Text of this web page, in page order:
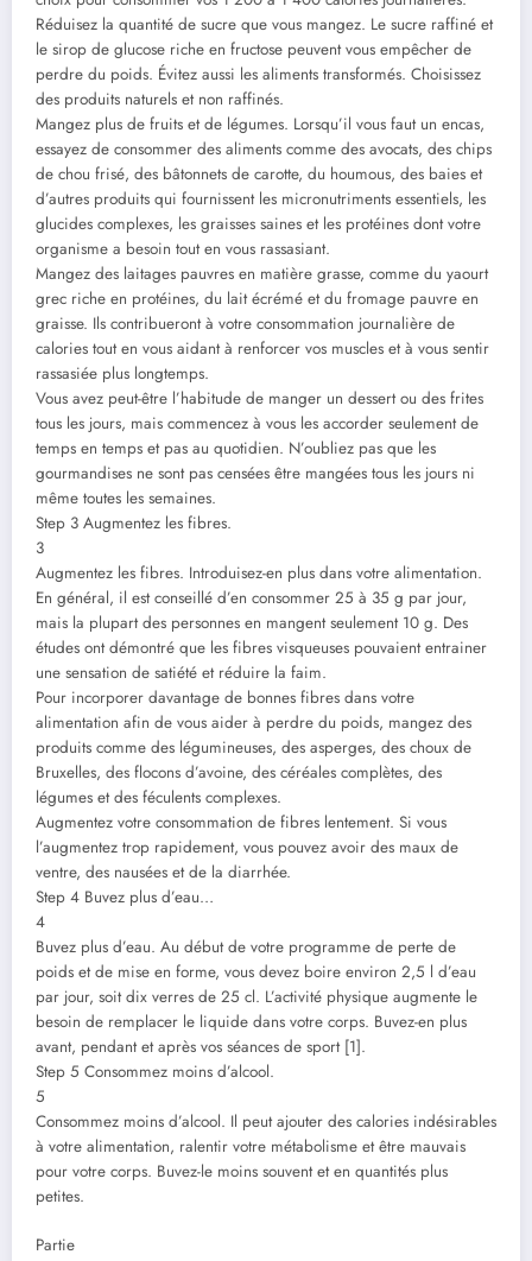
Réduisez la quantité de sucre que vous mangez. Le sucre raffiné et
le sirop de glucose riche en fructose peuvent vous empêcher de
perdre du poids. Évitez aussi les aliments transformés. Choisissez
des produits naturels et non raffinés.
Mangez plus de fruits et de légumes. Lorsqu’il vous faut un encas,
essayez de consommer des aliments comme des avocats, des chips
de chou frisé, des bâtonnets de carotte, du houmous, des baies et
d’autres produits qui fournissent les micronutriments essentiels, les
glucides complexes, les graisses saines et les protéines dont votre
organisme a besoin tout en vous rassasiant.
Mangez des laitages pauvres en matière grasse, comme du yaourt
grec riche en protéines, du lait écrémé et du fromage pauvre en
graisse. Ils contribueront à votre consommation journalière de
calories tout en vous aidant à renforcer vos muscles et à vous sentir
rassasiée plus longtemps.
Vous avez peut-être l’habitude de manger un dessert ou des frites
tous les jours, mais commencez à vous les accorder seulement de
temps en temps et pas au quotidien. N’oubliez pas que les
gourmandises ne sont pas censées être mangées tous les jours ni
même toutes les semaines.
Step 3 Augmentez les fibres.
3
Augmentez les fibres. Introduisez-en plus dans votre alimentation.
En général, il est conseillé d’en consommer 25 à 35 g par jour,
mais la plupart des personnes en mangent seulement 10 g. Des
études ont démontré que les fibres visqueuses pouvaient entrainer
une sensation de satiété et réduire la faim.
Pour incorporer davantage de bonnes fibres dans votre
alimentation afin de vous aider à perdre du poids, mangez des
produits comme des légumineuses, des asperges, des choux de
Bruxelles, des flocons d’avoine, des céréales complètes, des
légumes et des féculents complexes.
Augmentez votre consommation de fibres lentement. Si vous
l’augmentez trop rapidement, vous pouvez avoir des maux de
ventre, des nausées et de la diarrhée.
Step 4 Buvez plus d’eau…
4
Buvez plus d’eau. Au début de votre programme de perte de
poids et de mise en forme, vous devez boire environ 2,5 l d’eau
par jour, soit dix verres de 25 cl. L’activité physique augmente le
besoin de remplacer le liquide dans votre corps. Buvez-en plus
avant, pendant et après vos séances de sport [1].
Step 5 Consommez moins d’alcool.
5
Consommez moins d’alcool. Il peut ajouter des calories indésirables
à votre alimentation, ralentir votre métabolisme et être mauvais
pour votre corps. Buvez-le moins souvent et en quantités plus
petites.
Partie